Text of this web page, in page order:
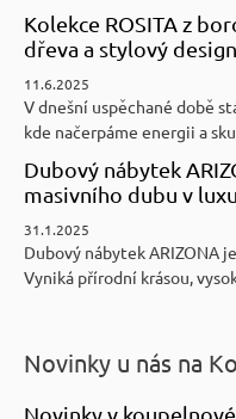
Kolekce ROSITA z
dřeva a stylový
11.6.2025
V dnešní uspěchané době
kde načerpáme energii a
Dubový nábytek
masivního dubu v
31.1.2025
Dubový nábytek ARIZONA
Vyniká přírodní krásou,
Novinky u nás na
Novinky v